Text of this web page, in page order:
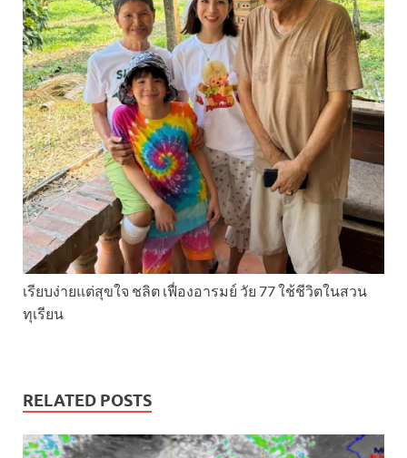
เรียบง่ายแต่สุขใจ ชลิต เฟื่องอารมย์ วัย 77 ใช้ชีวิตในสวน
ทุเรียน
RELATED POSTS